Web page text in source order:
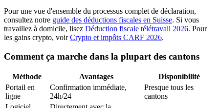
Pour une vue d'ensemble du processus complet de déclaration,
consultez notre guide des déductions fiscales en Suisse. Si vous
travaillez à domicile, lisez Déduction fiscale télétravail 2026. Pour
les gains crypto, voirCrypto et impôts CARF 2026.
Comment ça marche dans la plupart des cantons
Méthode Avantages
Disponibilité
Portail en
ligne
Confirmation immédiate,
24h/24
Presque tous les
cantons